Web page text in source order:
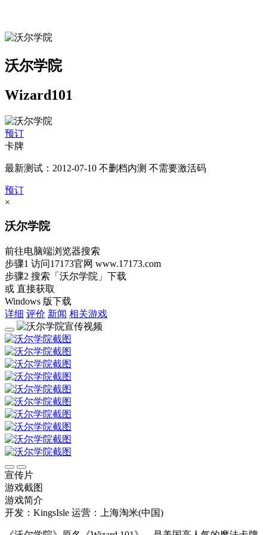
沃尔学院
Wizard101
预订
卡牌
最新测试：2012-07-10 不删档内测 不需要激活码
预订
×
沃尔学院
前往电脑端浏览器搜索
步骤1 访问17173官网 www.17173.com
步骤2 搜索 「沃尔学院」 下载
或 直接获取
Windows 版下载
详细 评价 新闻 相关游戏
宣传片
游戏截图
游戏简介
开发：KingsIsle 运营：上海淘米(中国)